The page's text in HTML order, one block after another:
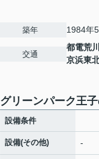
築年 1984年
交通
都電荒
京浜東
グリーンパーク王
設備条件
設備(その他) -